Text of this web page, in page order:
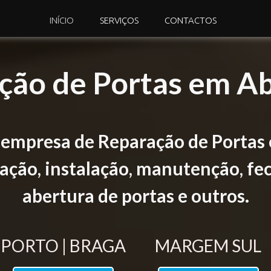
INÍCIO SERVIÇOS CONTACTOS
de Portas em
de Reparação de
instalação, manutenção,
abertura de portas e outros.
PORTO | BRAGA MARGEM SUL